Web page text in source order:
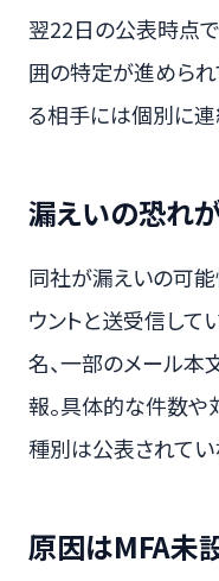
翌22日の公表時点
囲の特定が進めら
る相手には個別に連
漏えいの恐れ
同社が漏えいの可
ウントと送受信して
名、一部のメール本
報。具体的な件数や
種別は公表されてい
原因はMFA未